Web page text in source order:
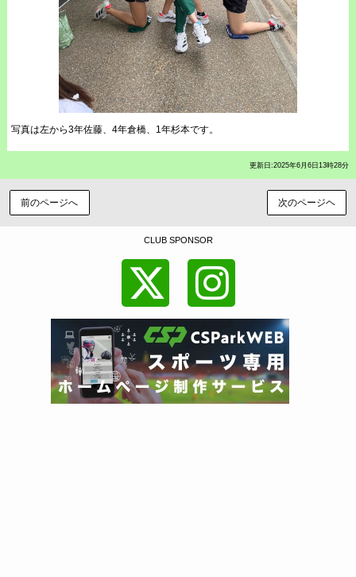
写真は左から3年佐藤、4年倉橋、1年杉本です。
更新日:2025年6月6日13時28分
前のページへ 次のページヘ
CLUB SPONSOR